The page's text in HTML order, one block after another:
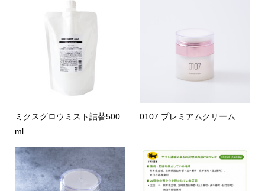
ミクスグロウミスト詰替500
ml
0107 プレミアムクリーム